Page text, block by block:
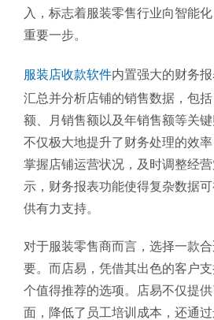
入，标志着服装零售行业向智能
重要一步。
服装店收款软件内置强大的财务
汇总并分析店铺的销售数据，包
额、月销售额以及年销售额等关
不仅极大地提升了财务处理的效
掌握店铺运营状况，及时调整经
示，财务报表功能使得复杂数据
供有力支持。
对于服装零售商而言，选择一款
要。而店易，凭借其出色的客户
个值得推荐的选项。店易不仅提
面，降低了员工培训成本，还通